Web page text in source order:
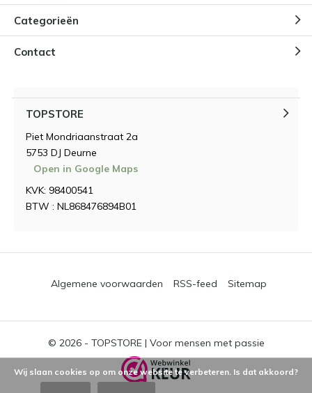
Categorieën
Contact
TOPSTORE
Piet Mondriaanstraat 2a
5753 DJ Deurne
Open in Google Maps
KVK: 98400541
BTW : NL868476894B01
© 2026 - TOPSTORE | Voor mensen met passie
Algemene voorwaarden RSS-feed Sitemap
Wij slaan cookies op om onze website te verbeteren. Is dat akkoord?